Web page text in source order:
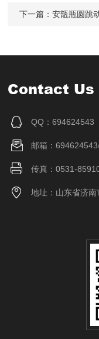
下一篇：安瓿瓶圆跳动
Contact Us
QQ：694624543
邮箱：
传真：0531-
地址：山东省济